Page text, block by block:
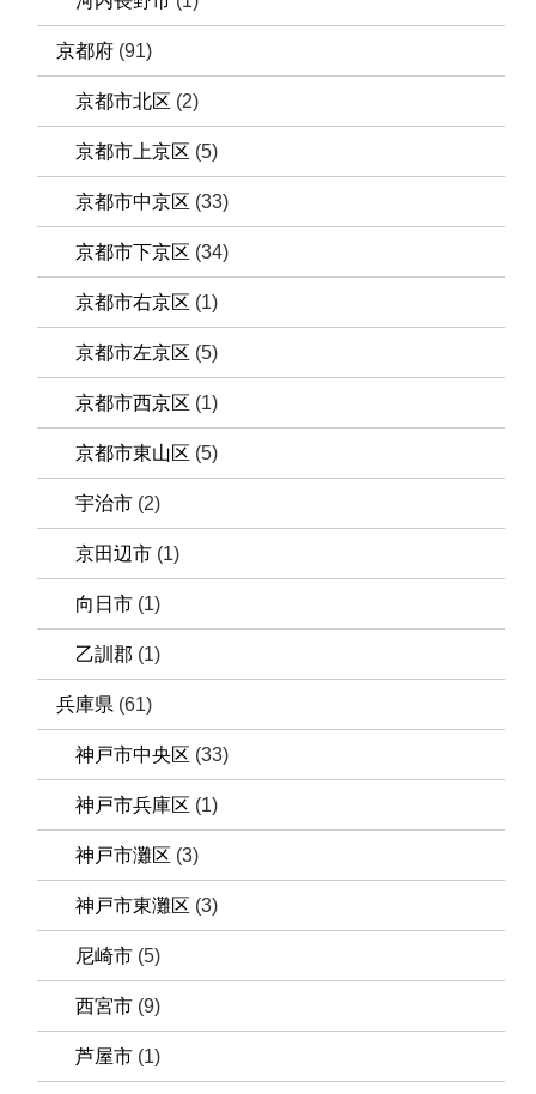
京都府 (91)
京都市北区 (2)
京都市上京区 (5)
京都市中京区 (33)
京都市下京区 (34)
京都市右京区 (1)
京都市左京区 (5)
京都市西京区 (1)
京都市東山区 (5)
宇治市 (2)
京田辺市 (1)
向日市 (1)
乙訓郡 (1)
兵庫県 (61)
神戸市中央区 (33)
神戸市兵庫区 (1)
神戸市灘区 (3)
神戸市東灘区 (3)
尼崎市 (5)
西宮市 (9)
芦屋市 (1)